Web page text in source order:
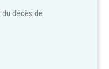
décès de